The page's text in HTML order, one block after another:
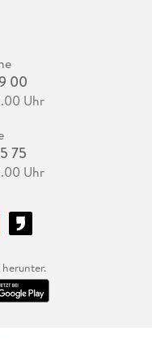
00
Uhr
75
Uhr
herunter.